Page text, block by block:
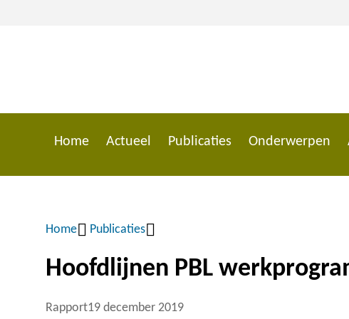
inhoud
Home Actueel Publicaties Onderwerpen
Kruimelpad
Home Publicaties
Hoofdlijnen PBL
Rapport19 december 2019